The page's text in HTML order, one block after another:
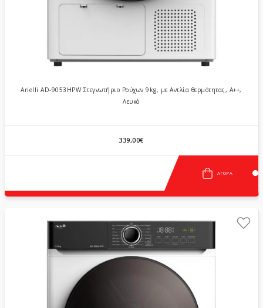
Arielli AD-9053HPW Στεγνωτήριο Ρούχων 9kg, με Αντλία θερμότητας, Α++,
Λευκό
339,00€
ΑΓΟΡΆ